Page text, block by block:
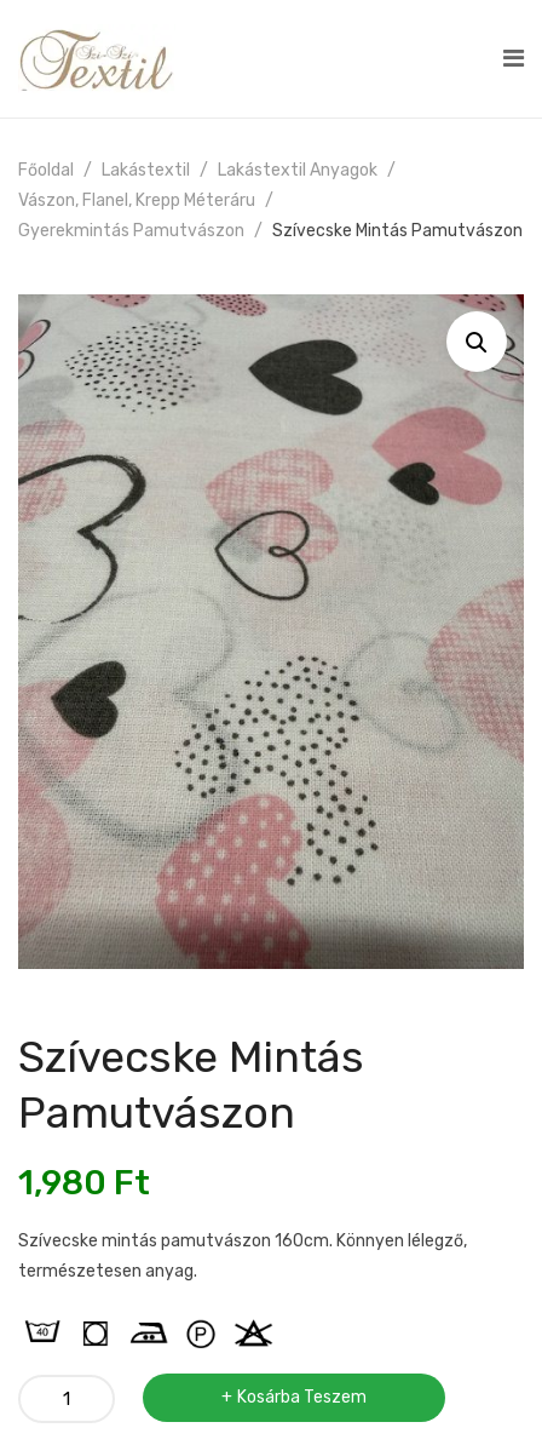
Főoldal Lakástextil
Lakástextil Anyagok
Vászon, Flanel, Krepp Méteráru
Gyerekmintás Pamutvászon
Szívecske Mintás Pamutvászon
Szívecske Mintás
Pamutvászon
1,980 Ft
Szívecske mintás pamutvászon 160cm. Könnyen lélegző,
természetesen anyag.
Szívecske
Kosárba Teszem